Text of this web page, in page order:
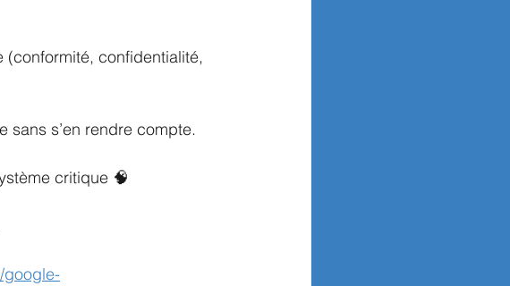
(conformité, confidentialité,
sans s’en rendre compte.
critique 🧠
google-